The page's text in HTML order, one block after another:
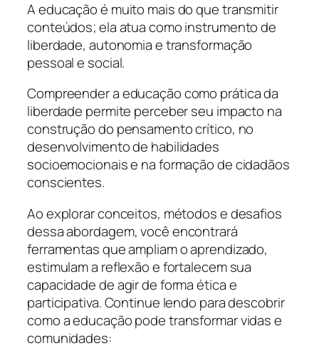
A educação é muito mais do que transmitir
conteúdos; ela atua como instrumento de
liberdade, autonomia e transformação
pessoal e social.
Compreender a educação como prática da
liberdade permite perceber seu impacto na
construção do pensamento crítico, no
desenvolvimento de habilidades
socioemocionais e na formação de cidadãos
conscientes.
Ao explorar conceitos, métodos e desafios
dessa abordagem, você encontrará
ferramentas que ampliam o aprendizado,
estimulam a reflexão e fortalecem sua
capacidade de agir de forma ética e
participativa. Continue lendo para descobrir
como a educação pode transformar vidas e
comunidades: